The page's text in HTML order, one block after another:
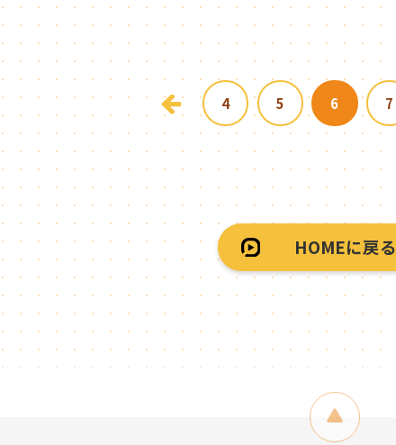
4 5 6 7
HOMEに戻る